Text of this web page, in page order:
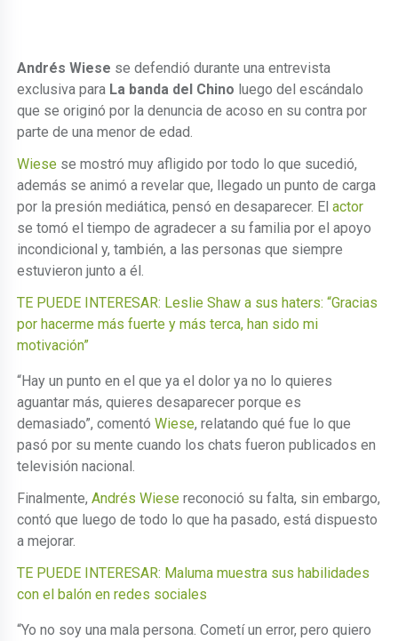
Andrés Wiese se defendió durante una entrevista
exclusiva para La banda del Chino luego del escándalo
que se originó por la denuncia de acoso en su contra por
parte de una menor de edad.
Wiese se mostró muy afligido por todo lo que sucedió,
además se animó a revelar que, llegado un punto de carga
por la presión mediática, pensó en desaparecer. Elactor
se tomó el tiempo de agradecer a su familia por el apoyo
incondicional y, también, a las personas que siempre
estuvieron junto a él.
TE PUEDE INTERESAR: Leslie Shaw a sus haters: “Gracias
por hacerme más fuerte y más terca, han sido mi
motivación”
“Hay un punto en el que ya el dolor ya no lo quieres
aguantar más, quieres desaparecer porque es
demasiado”, comentóWiese, relatando qué fue lo que
pasó por su mente cuando los chats fueron publicados en
televisión nacional.
Finalmente,Andrés Wiese reconoció su falta, sin embargo,
contó que luego de todo lo que ha pasado, está dispuesto
a mejorar.
TE PUEDE INTERESAR: Maluma muestra sus habilidades
con el balón en redes sociales
“Yo no soy una mala persona. Cometí un error, pero quiero